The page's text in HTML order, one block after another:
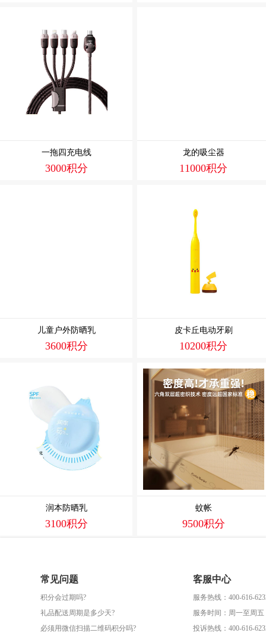
一拖四充电线
3000积分
龙的吸尘器
11000积分
儿童户外防晒乳
3600积分
皮卡丘电动牙刷
10200积分
润本防晒乳
3100积分
蚊帐
9500积分
常见问题
积分会过期吗?
礼品配送周期是多少天?
必须用微信扫描二维码积分吗?
客服中心
服务热线：400-616-
服务时间：周一至周五
投诉热线：400-616-